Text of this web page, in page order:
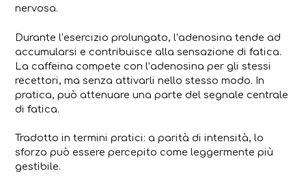
nervosa.
Durante l’esercizio prolungato, l’adenosina tende ad
accumularsi e contribuisce alla sensazione di fatica.
La caffeina compete con l’adenosina per gli stessi
recettori, ma senza attivarli nello stesso modo. In
pratica, può attenuare una parte del segnale centrale
di fatica.
Tradotto in termini pratici: a parità di intensità, lo
sforzo può essere percepito come leggermente più
gestibile.